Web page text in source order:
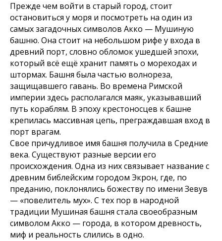
Прежде чем войти в старый город, стоит
остановиться у моря и посмотреть на один из
самых загадочных символов Акко — Мушиную
башню. Она стоит на небольшом рифе у входа в
древний порт, словно обломок ушедшей эпохи,
который всё ещё хранит память о мореходах и
штормах. Башня была частью волнореза,
защищавшего гавань. Во времена Римской
империи здесь располагался маяк, указывавший
путь кораблям. В эпоху крестоносцев к башне
крепилась массивная цепь, преграждавшая вход в
порт врагам.
Свое причудливое имя башня получила в Средние
века. Существуют разные версии его
происхождения. Одна из них связывает название с
древним библейским городом Экрон, где, по
преданию, поклонялись божеству по имени Зевув
— «повелитель мух». С тех пор в народной
традиции Мушиная башня стала своеобразным
символом Акко — города, в котором древность,
миф и реальность слились в одно.